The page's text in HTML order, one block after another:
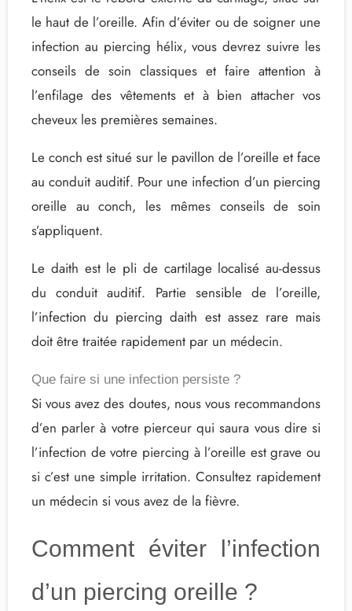
le haut de l’oreille. Afin d’éviter ou de soigner une
infection au piercing hélix, vous devrez suivre les
conseils de soin classiques et faire attention à
l’enfilage des vêtements et à bien attacher vos
cheveux les premières semaines.
Le conch est situé sur le pavillon de l’oreille et face
au conduit auditif. Pour une infection d’un piercing
oreille au conch, les mêmes conseils de soin
s’appliquent.
Le daith est le pli de cartilage localisé au-dessus
du conduit auditif. Partie sensible de l’oreille,
l’infection du piercing daith est assez rare mais
doit être traitée rapidement par un médecin.
Que faire si une infection persiste ?
Si vous avez des doutes, nous vous recommandons
d’en parler à votre pierceur qui saura vous dire si
l’infection de votre piercing à l’oreille est grave ou
si c’est une simple irritation. Consultez rapidement
un médecin si vous avez de la fièvre.
Comment éviter l’infection
d’un piercing oreille ?